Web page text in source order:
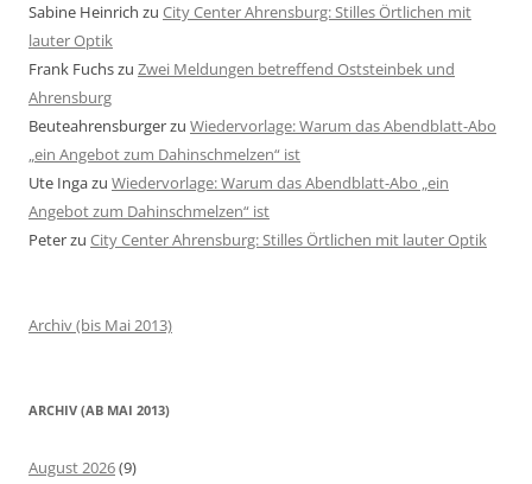
Sabine Heinrich zu City Center Ahrensburg: Stilles Örtlichen mit
lauter Optik
Frank Fuchszu Zwei Meldungen betreffend Oststeinbek und
Ahrensburg
Beuteahrensburgerzu Wiedervorlage: Warum das Abendblatt-Abo
„ein Angebot zum Dahinschmelzen“ ist
Ute Ingazu Wiedervorlage: Warum das Abendblatt-Abo „ein
Angebot zum Dahinschmelzen“ ist
Peterzu City Center Ahrensburg: Stilles Örtlichen mit lauter Optik
Archiv (bis Mai 2013)
ARCHIV (AB MAI 2013)
August 2026(9)